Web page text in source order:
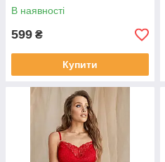
В наявності
599 ₴
Купити